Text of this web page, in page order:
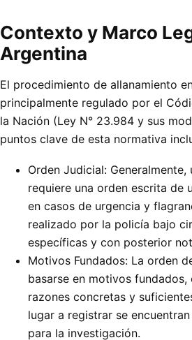
Contexto y Marco
Argentina
El procedimiento de allanamiento
principalmente regulado por el
la Nación (Ley N° 23.984 y sus
puntos clave de esta normativa
Orden Judicial: Generalmente,
requiere una orden escrita de
en casos de urgencia y
realizado por la policía bajo
específicas y con posterior
Motivos Fundados: La orden
basarse en motivos fundados,
razones concretas y
lugar a registrar se
para la investigación.